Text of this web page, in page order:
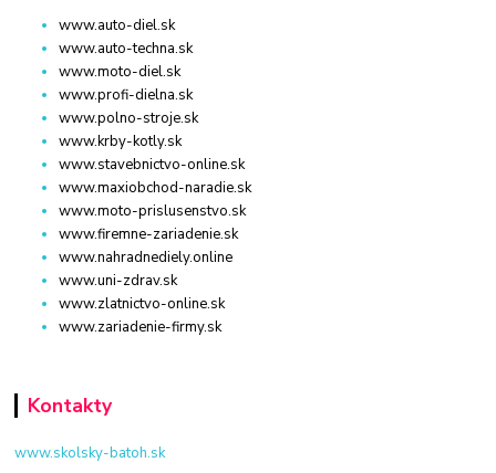
www.auto-diel.sk
www.auto-techna.sk
www.moto-diel.sk
www.profi-dielna.sk
www.polno-stroje.sk
www.krby-kotly.sk
www.stavebnictvo-online.sk
www.maxiobchod-naradie.sk
www.moto-prislusenstvo.sk
www.firemne-zariadenie.sk
www.nahradnediely.online
www.uni-zdrav.sk
www.zlatnictvo-online.sk
www.zariadenie-firmy.sk
Kontakty
www.skolsky-batoh.sk